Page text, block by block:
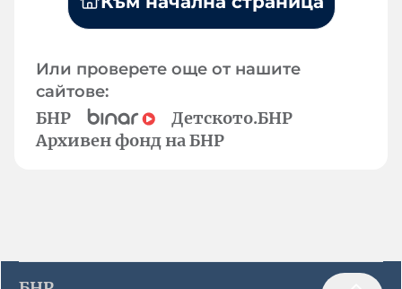
Или проверете още от нашите
сайтове:
БНР
Детското.БНР
Архивен фонд на БНР